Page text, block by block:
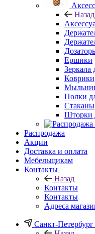
Назад
Ершики
Зеркала
Коврики
Полки
Стаканы
Шторки
Распродажа
Акции
Доставка и оплата
Мебельщикам
Контакты
Назад
Контакты
Контакты
Адреса
Санкт-Петербург